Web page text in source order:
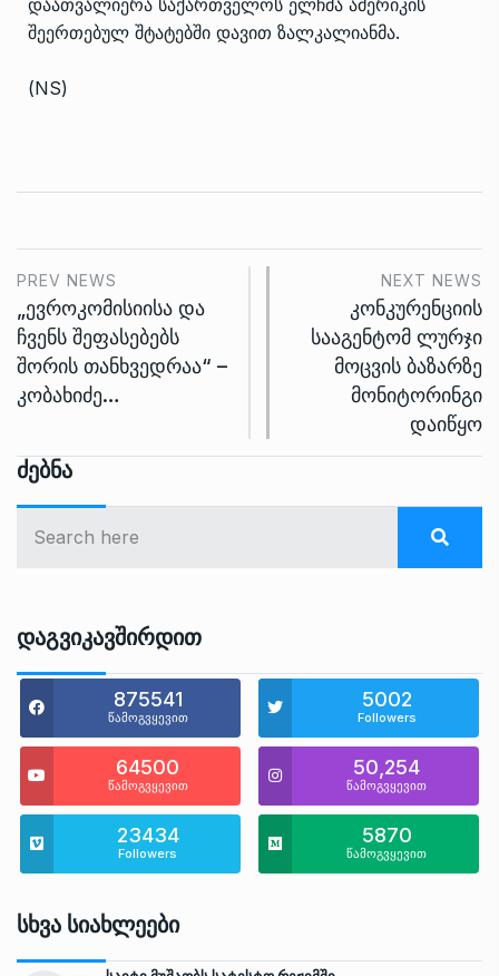
შეერთებულ შტატებში დავით ზალკალიანმა.
(NS)
PREV NEWS
„ევროკომისიისა და
ჩვენს შეფასებებს
შორის თანხვედრაა“ –
კობახიძე…
NEXT NEWS
კონკურენციის
სააგენტომ ლურჯი
მოცვის ბაზარზე
მონიტორინგი
დაიწყო
Ძებნა
Დაგვიკავშირდით
875541
წამოგვყევით
5002
Followers
64500
წამოგვყევით
50,254
წამოგვყევით
23434
Followers
5870
წამოგვყევით
Სხვა Სიახლეები